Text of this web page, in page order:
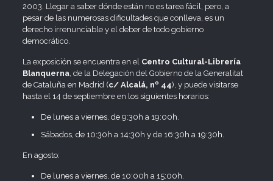
2003. Llegar a saber dónde están no es tarea fácil, pero, a
pesar de las numerosas dificultades que conlleva, es un
derecho irrenunciable y el deber de todo gobierno
democrático.
La exposición se encuentra en el Centro Cultural-Librería
Blanquerna, de la Delegación del Gobierno de la Generalitat
de Cataluña en Madrid (c/ Alcalá, nº 44), y puede visitarse
hasta el 14 de septiembre en los siguientes horarios:
De lunes a viernes, de 9:30h a 19:00h.
Sábados, de 10:30h a 14:30h y de 16:30h a 19:30h.
En agosto:
De lunes a viernes, de 10:00h a 15:00h.